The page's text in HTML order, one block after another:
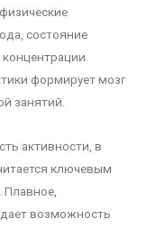
состояние
формирует мозг
занятий.
активности, в
ключевым
Плавное,
возможность